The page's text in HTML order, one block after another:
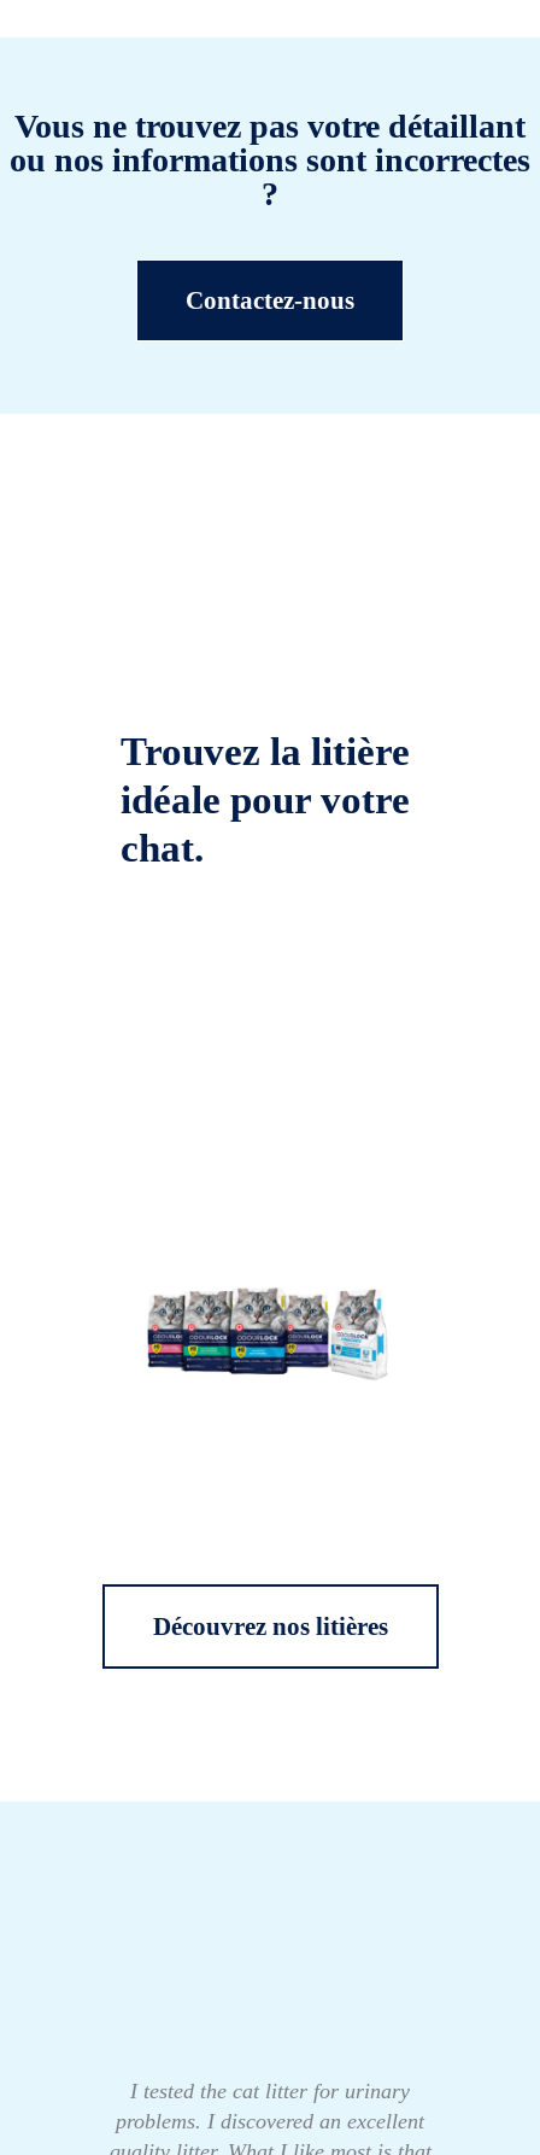
Vous ne trouvez pas votre détaillant
ou nos informations sont incorrectes
?
Contactez-nous
Trouvez la litière
idéale pour votre
chat.
Découvrez nos litières
I tested the cat litter for urinary
problems. I discovered an excellent